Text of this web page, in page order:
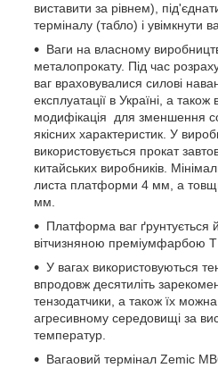
виставити за рівнем),
терміналу (табло) і увімкнути
Ваги на власному
металопрокату. Під час
ваг враховувалися силові
експлуатації в Україні, а
модифікація для зменшення
якісних характеристик. У
використовується прокат
китайських виробників.
листа платформи 4 мм, а
мм.
Платформа ваг ґрунтується
вітчизняною преміумфарбою
У вагах використовуються
впродовж десятиліть
тензодатчики, а також їх
агресивному середовищі за
температур.
Вагаовий термінал Zemic